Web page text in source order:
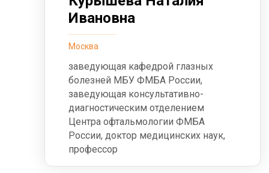
Ивановна
Москва
заведующая кафедрой глазных
болезней МБУ ФМБА России,
заведующая консультативно-
диагностическим отделением
Центра офтальмологии ФМБА
России, доктор медицинских наук,
профессор